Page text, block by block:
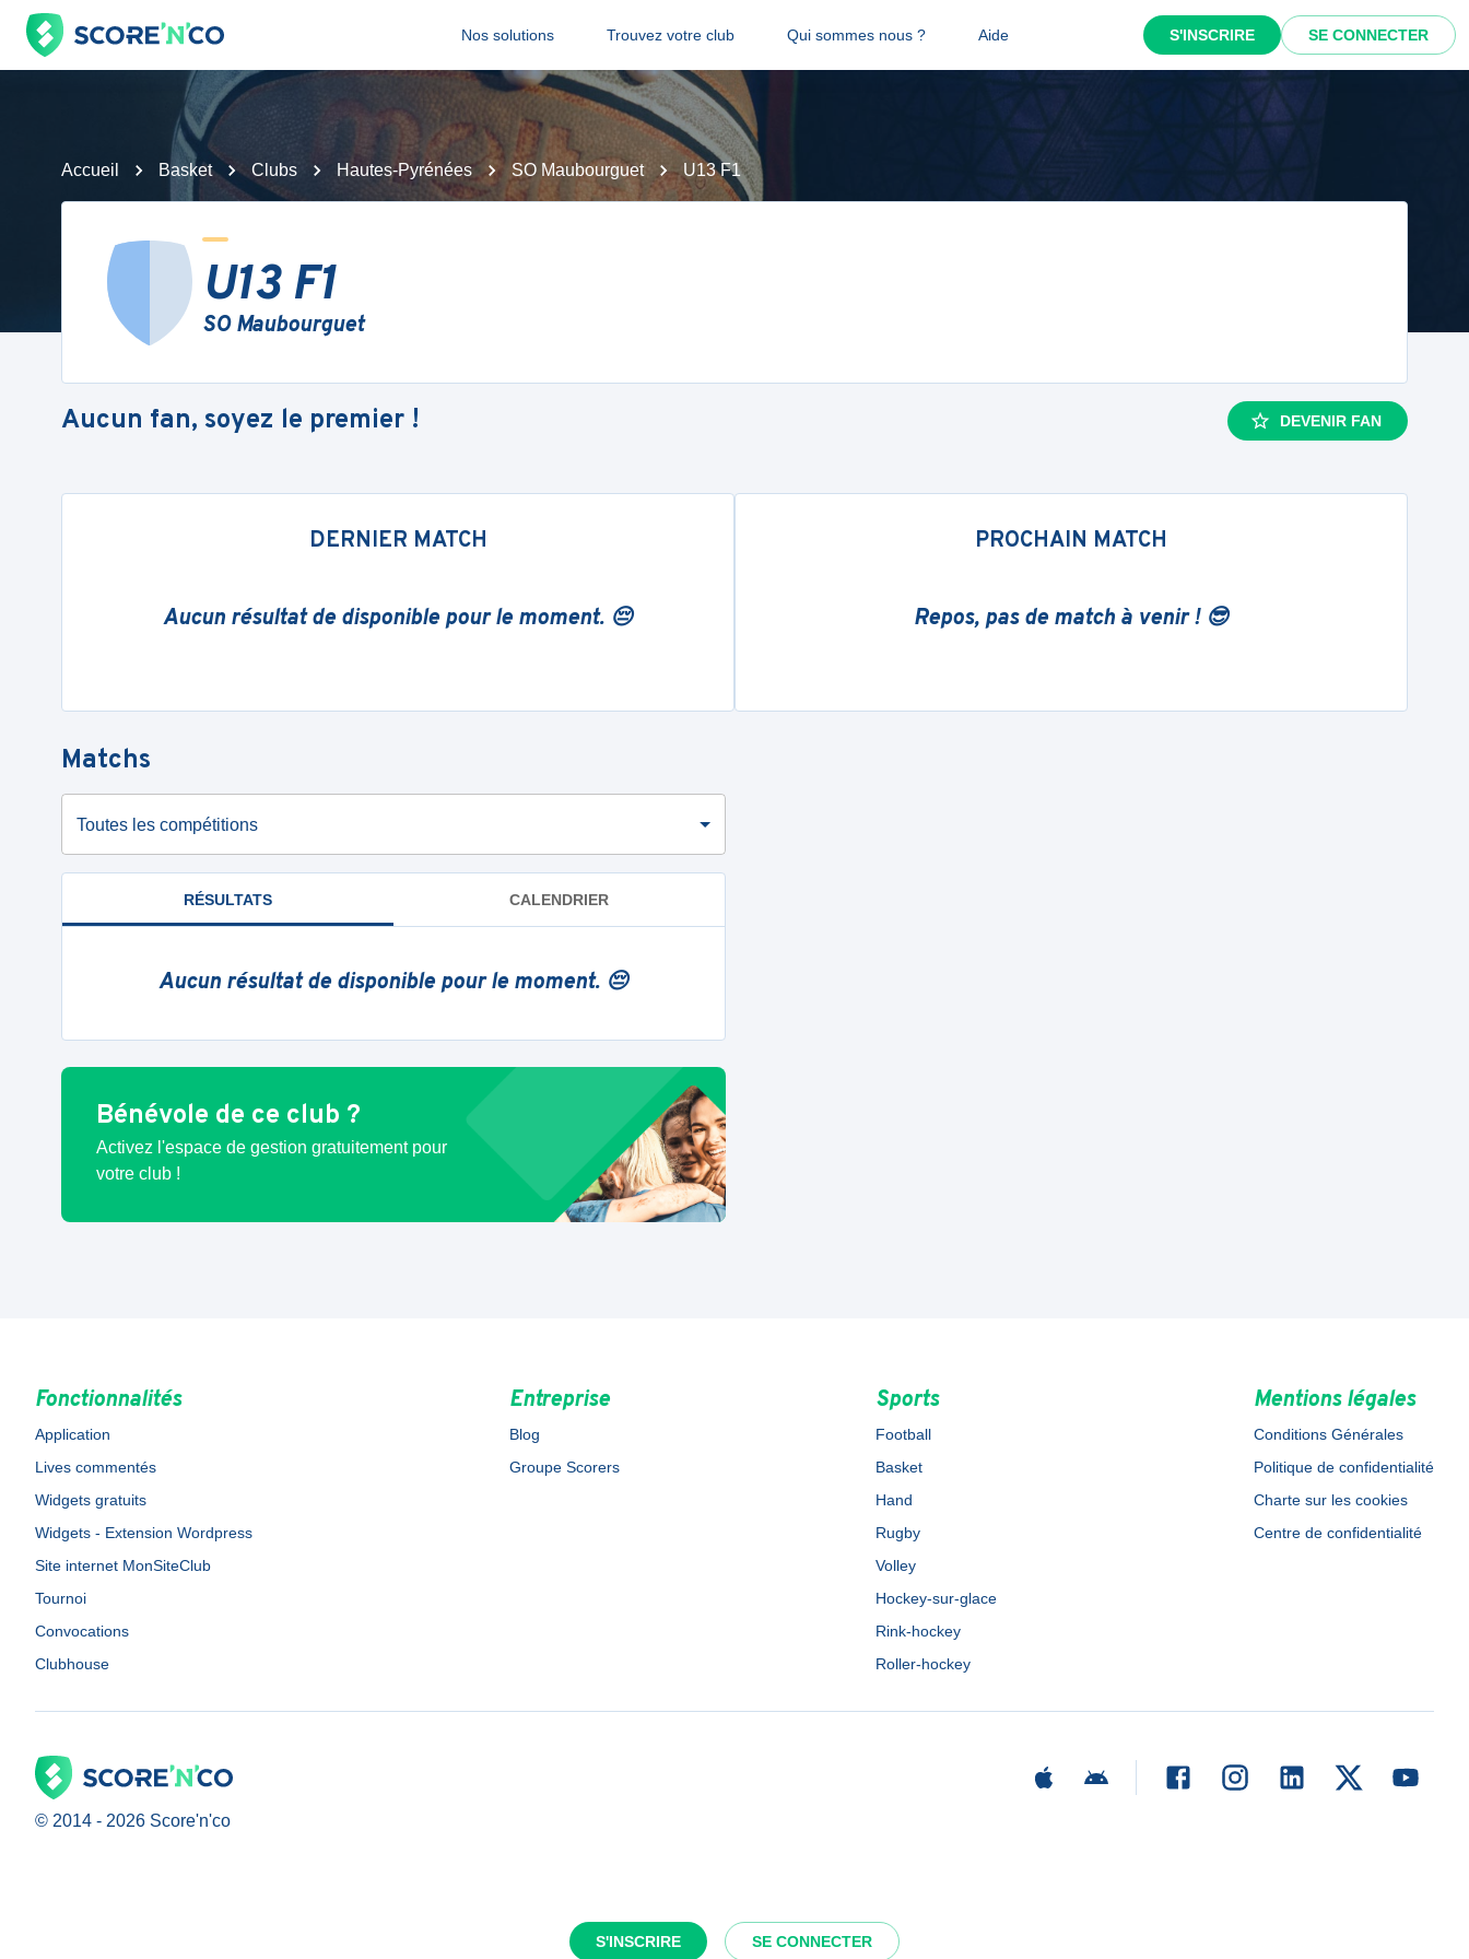
Nos solutions Trouvez votre club Qui sommes nous ? Aide S'INSCRIRE SE CONNECTER
S'INSCRIRE SE CONNECTER
Accueil Basket Clubs Hautes-Pyrénées SO Maubourguet U13 F1
U13 F1
SO Maubourguet
Aucun fan, soyez le premier ! DEVENIR FAN
DERNIER MATCH
Aucun résultat de disponible pour le moment. 😔
PROCHAIN MATCH
Repos, pas de match à venir ! 😎
Matchs
Toutes les compétitions
RÉSULTATS CALENDRIER
Aucun résultat de disponible pour le moment. 😔
Bénévole de ce club ?
Activez l'espace de gestion gratuitement pour
votre club !
Fonctionnalités
Application
Lives commentés
Widgets gratuits
Widgets - Extension Wordpress
Site internet MonSiteClub
Tournoi
Convocations
Clubhouse
Entreprise
Blog
Groupe Scorers
Sports
Football
Basket
Hand
Rugby
Volley
Hockey-sur-glace
Rink-hockey
Roller-hockey
Mentions légales
Conditions Générales
Politique de confidentialité
Charte sur les cookies
Centre de confidentialité
© 2014 - 2026 Score'n'co